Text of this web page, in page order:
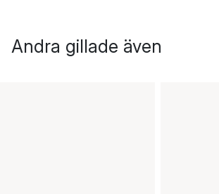
Andra gillade även